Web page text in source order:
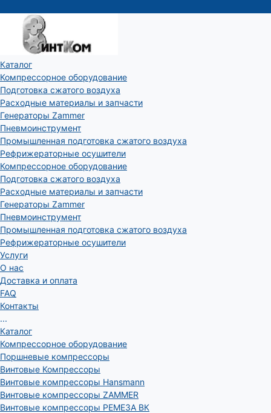
Каталог
Компрессорное оборудование
Подготовка сжатого воздуха
Расходные материалы и запчасти
Генераторы Zammer
Пневмоинструмент
Промышленная подготовка сжатого воздуха
Рефрижераторные осушители
Компрессорное оборудование
Подготовка сжатого воздуха
Расходные материалы и запчасти
Генераторы Zammer
Пневмоинструмент
Промышленная подготовка сжатого воздуха
Рефрижераторные осушители
Услуги
О нас
Доставка и оплата
FAQ
Контакты
...
Каталог
Компрессорное оборудование
Поршневые компрессоры
Винтовые Компрессоры
Винтовые компрессоры Hansmann
Винтовые компрессоры ZAMMER
Винтовые компрессоры РЕМЕЗА ВК